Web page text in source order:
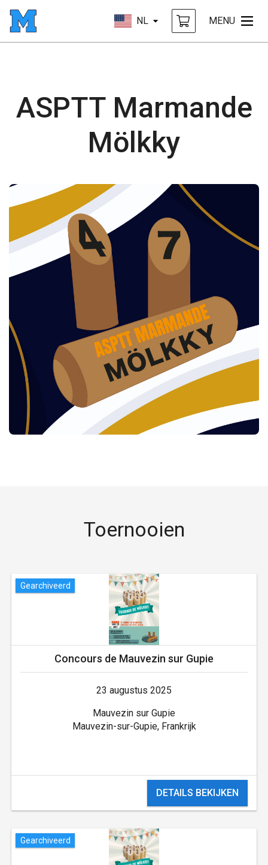
NL MENU
ASPTT Marmande
Mölkky
Toernooien
Gearchiveerd
Concours de Mauvezin sur Gupie
23 augustus 2025
Mauvezin sur Gupie
Mauvezin-sur-Gupie, Frankrijk
DETAILS BEKIJKEN
Gearchiveerd